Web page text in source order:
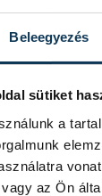
Beleegyezés
sütiket
a
az Ön